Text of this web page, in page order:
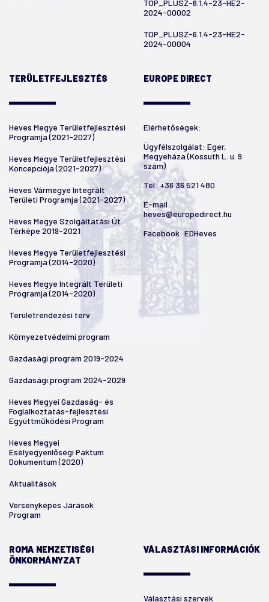
TOP_PLUSZ-6.1.4-23-HE2-
2024-00002
TOP_PLUSZ-6.1.4-23-HE2-
2024-00004
TERÜLETFEJLESZTÉS
Heves Megye Területfejlesztési
Programja (2021-2027)
Heves Megye Területfejlesztési
Koncepciója (2021-2027)
Heves Vármegye Integrált
Területi Programja (2021-2027)
Heves Megye Szolgáltatási Út
Térképe 2019-2021
Heves Megye Területfejlesztési
Programja (2014-2020)
Heves Megye Integrált Területi
Programja (2014-2020)
Területrendezési terv
Környezetvédelmi program
Gazdasági program 2019-2024
Gazdasági program 2024-2029
Heves Megyei Gazdaság- és
Foglalkoztatás-fejlesztési
Együttműködési Program
Heves Megyei
Esélyegyenlőségi Paktum
Dokumentum (2020)
Aktualitások
Versenyképes Járások
Program
EUROPE DIRECT
Elérhetőségek:
Ügyfélszolgálat: Eger,
Megyeháza (Kossuth L. u. 9.
szám)
Tel:+36 36 521 480
E-mail:
heves@europedirect.hu
Facebook: EDHeves
ROMA NEMZETISÉGI
ÖNKORMÁNYZAT
VÁLASZTÁSI INFORMÁCIÓK
Választási szervek